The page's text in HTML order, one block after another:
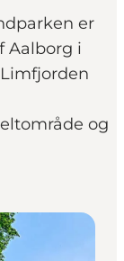
er
Aalborg i
og